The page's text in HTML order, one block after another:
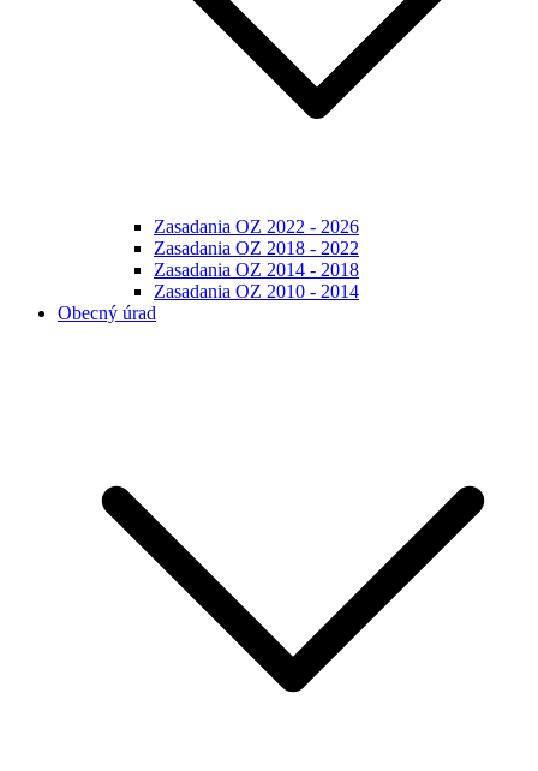
Zasadania OZ 2022 - 2026
Zasadania OZ 2018 - 2022
Zasadania OZ 2014 - 2018
Zasadania OZ 2010 - 2014
Obecný úrad